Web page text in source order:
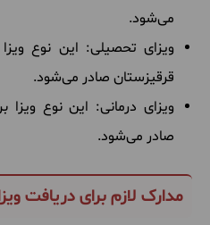
می‌شود.
ویزای تحصیلی: این نوع
قرقیزستان صادر می‌شود.
ویزای درمانی: این نوع
صادر می‌شود.
مدارک لازم برای دریافت